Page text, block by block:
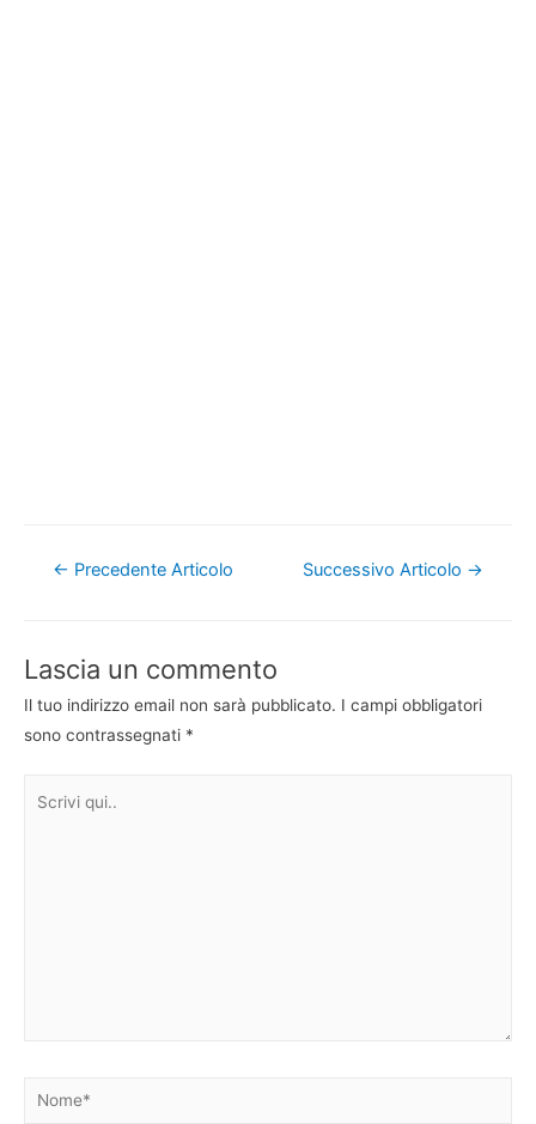
Navigazione
← Precedente Articolo Successivo Articolo →
Lascia un commento
Il tuo indirizzo email non sarà pubblicato. I campi obbligatori
sono contrassegnati *
Nome*